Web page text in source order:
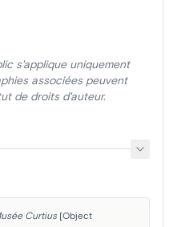
s'applique uniquement
associées peuvent
de droits d'auteur.
Curtius [Object